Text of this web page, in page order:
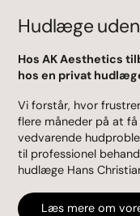
Hudlæge
Hos AK Aesthetics
hos en privat
Vi forstår, hvor
flere måneder på at
vedvarende
til professionel
hudlæge Hans
Læs mere om